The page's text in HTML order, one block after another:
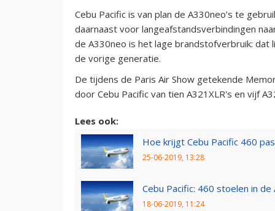
Cebu Pacific is van plan de A330neo’s te
daarnaast voor langeafstandsverbindingen
de A330neo is het lage brandstofverbruik:
de vorige generatie.
De tijdens de Paris Air Show getekende
door Cebu Pacific van tien A321XLR's en vijf
Lees ook:
Hoe krijgt Cebu Pacific 460
25-06-2019, 13:28
Cebu Pacific: 460 stoelen in
18-06-2019, 11:24